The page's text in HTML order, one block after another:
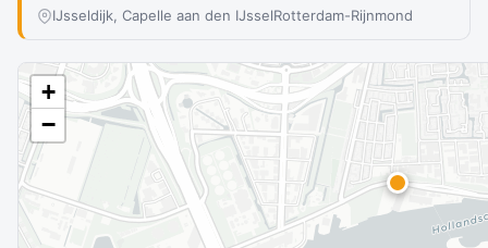
IJsseldijk, Capelle aan den IJsselRotterdam-Rijnmond
+
−